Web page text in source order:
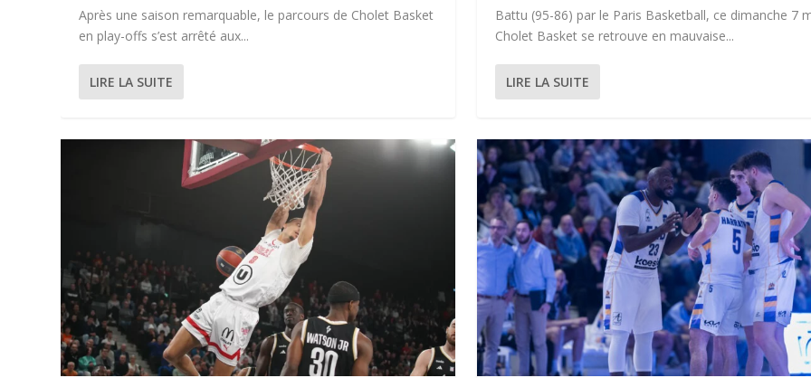
Après une saison remarquable, le parcours de Cholet Basket
en play-offs s’est arrêté aux...
LIRE LA SUITE
Battu (95-86) par le Paris Basketball, ce dimanche 7
Cholet Basket se retrouve en mauvaise...
LIRE LA SUITE